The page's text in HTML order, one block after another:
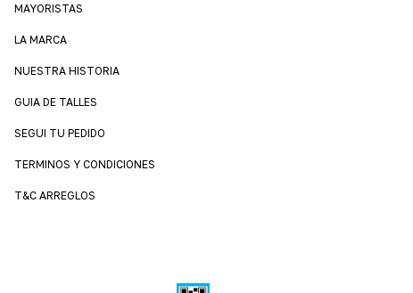
MAYORISTAS
LA MARCA
NUESTRA HISTORIA
GUIA DE TALLES
SEGUI TU PEDIDO
TERMINOS Y CONDICIONES
T&C ARREGLOS